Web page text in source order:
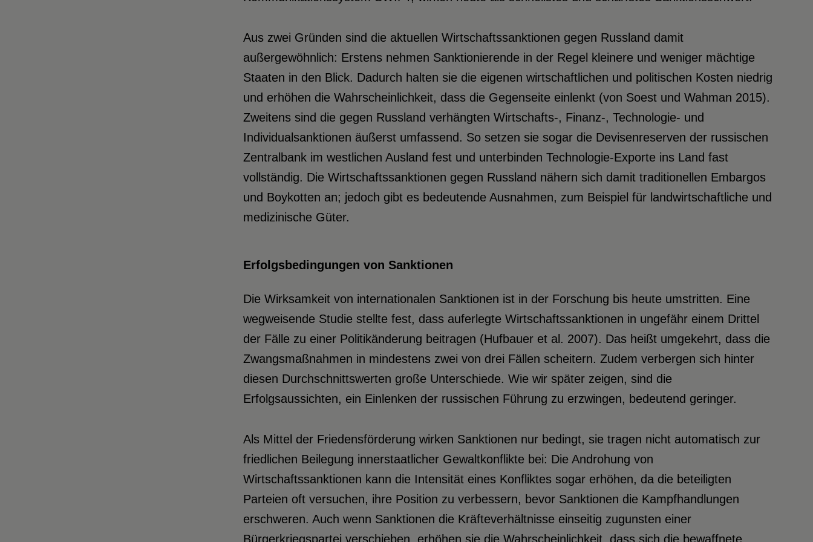
Aus zwei Gründen sind die aktuellen Wirtschaftssanktionen gegen Russland damit
außergewöhnlich: Erstens nehmen Sanktionierende in der Regel kleinere und weniger mächtige
Staaten in den Blick. Dadurch halten sie die eigenen wirtschaftlichen und politischen Kosten niedrig
und erhöhen die Wahrscheinlichkeit, dass die Gegenseite einlenkt (von Soest und Wahman 2015).
Zweitens sind die gegen Russland verhängten Wirtschafts-, Finanz-, Technologie- und
Individualsanktionen äußerst umfassend. So setzen sie sogar die Devisenreserven der russischen
Zentralbank im westlichen Ausland fest und unterbinden Technologie-Exporte ins Land fast
vollständig. Die Wirtschaftssanktionen gegen Russland nähern sich damit traditionellen Embargos
und Boykotten an; jedoch gibt es bedeutende Ausnahmen, zum Beispiel für landwirtschaftliche und
medizinische Güter.
Erfolgsbedingungen von Sanktionen
Die Wirksamkeit von internationalen Sanktionen ist in der Forschung bis heute umstritten. Eine
wegweisende Studie stellte fest, dass auferlegte Wirtschaftssanktionen in ungefähr einem Drittel
der Fälle zu einer Politikänderung beitragen (Hufbauer et al. 2007). Das heißt umgekehrt, dass die
Zwangsmaßnahmen in mindestens zwei von drei Fällen scheitern. Zudem verbergen sich hinter
diesen Durchschnittswerten große Unterschiede. Wie wir später zeigen, sind die
Erfolgsaussichten, ein Einlenken der russischen Führung zu erzwingen, bedeutend geringer.
Als Mittel der Friedensförderung wirken Sanktionen nur bedingt, sie tragen nicht automatisch zur
friedlichen Beilegung innerstaatlicher Gewaltkonflikte bei: Die Androhung von
Wirtschaftssanktionen kann die Intensität eines Konfliktes sogar erhöhen, da die beteiligten
Parteien oft versuchen, ihre Position zu verbessern, bevor Sanktionen die Kampfhandlungen
erschweren. Auch wenn Sanktionen die Kräfteverhältnisse einseitig zugunsten einer
Bürgerkriegspartei verschieben, erhöhen sie die Wahrscheinlichkeit, dass sich die bewaffnete